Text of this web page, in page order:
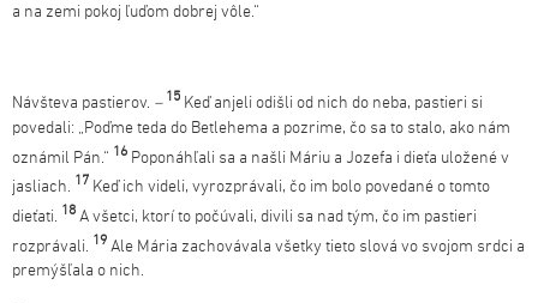
a na zemi pokoj ľuďom dobrej vôle.“
Návšteva pastierov. – 15 Keď anjeli odišli od nich do neba, pastieri si
povedali: „Poďme teda do Betlehema a pozrime, čo sa to stalo, ako nám
oznámil Pán.“ 16 Poponáhľali sa a našli Máriu a Jozefa i dieťa uložené v
jasliach. 17 Keď ich videli, vyrozprávali, čo im bolo povedané o tomto
dieťati. 18 A všetci, ktorí to počúvali, divili sa nad tým, čo im pastieri
rozprávali. 19 Ale Mária zachovávala všetky tieto slová vo svojom srdci a
premýšľala o nich.